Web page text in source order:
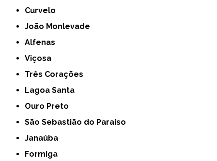
Curvelo
João Monlevade
Alfenas
Viçosa
Três Corações
Lagoa Santa
Ouro Preto
São Sebastião do Paraíso
Janaúba
Formiga